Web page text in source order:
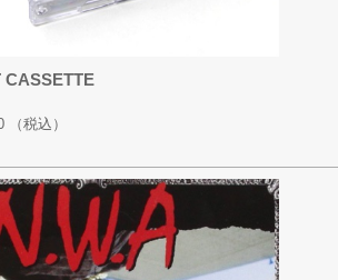
CASSETTE
（税込）